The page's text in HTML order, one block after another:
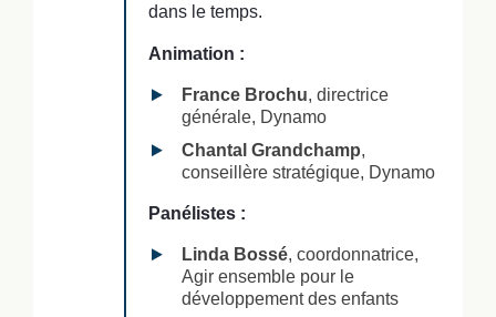
dans le temps.
Animation :
France Brochu, directrice
générale, Dynamo
Chantal Grandchamp,
conseillère stratégique, Dynamo
Panélistes :
Linda Bossé, coordonnatrice,
Agir ensemble pour le
développement des enfants